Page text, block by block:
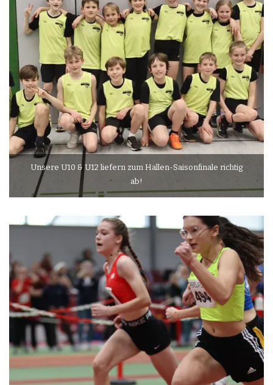
Unsere U10 & U12 liefern zum Hallen-Saisonfinale richtig
ab!